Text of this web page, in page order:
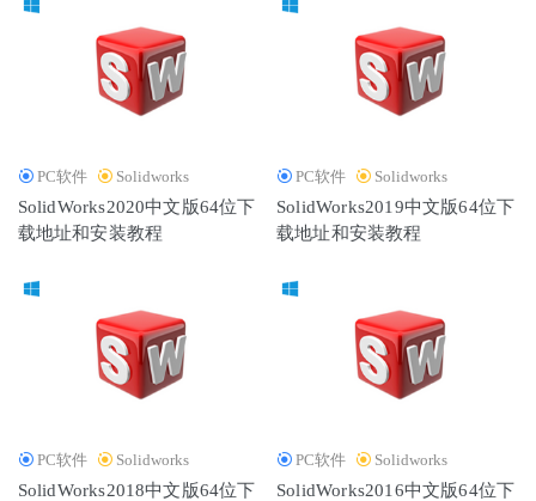
PC软件 Solidworks
SolidWorks2020中文版64位下
载地址和安装教程
PC软件 Solidworks
SolidWorks2019中文版64位下
载地址和安装教程
PC软件 Solidworks
SolidWorks2018中文版64位下
PC软件 Solidworks
SolidWorks2016中文版64位下